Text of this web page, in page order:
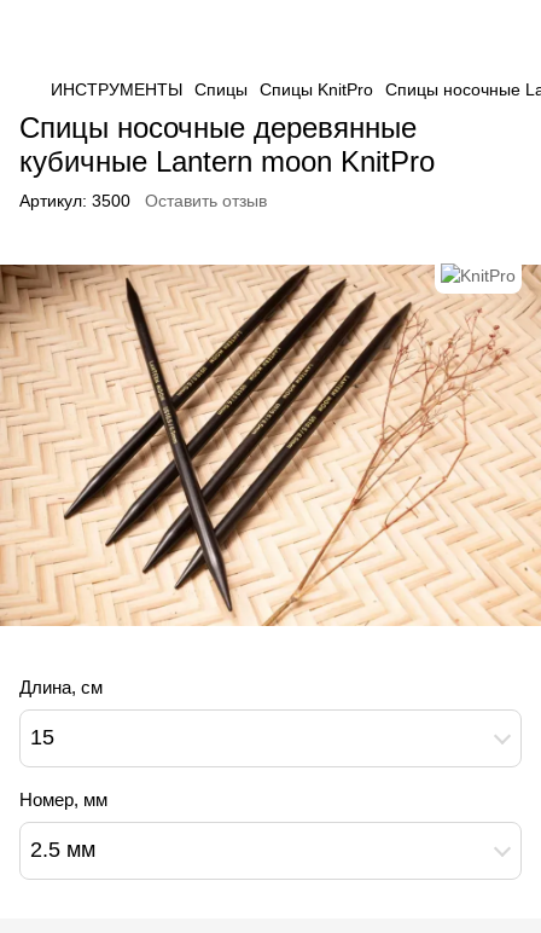
ИНСТРУМЕНТЫ Спицы Спицы KnitPro Спицы носочные
Спицы носочные деревянные
кубичные Lantern moon KnitPro
Артикул: 3500 Оставить отзыв
Длина, см
15
Номер, мм
2.5 мм